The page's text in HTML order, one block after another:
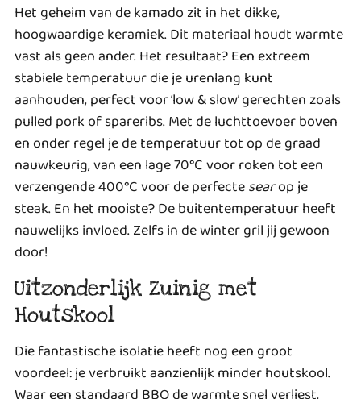
Het geheim van de kamado zit in het dikke,
hoogwaardige keramiek. Dit materiaal houdt warmte
vast als geen ander. Het resultaat? Een extreem
stabiele temperatuur die je urenlang kunt
aanhouden, perfect voor ‘low & slow’ gerechten zoals
pulled pork of spareribs. Met de luchttoevoer boven
en onder regel je de temperatuur tot op de graad
nauwkeurig, van een lage 70°C voor roken tot een
verzengende 400°C voor de perfectesearop je
steak. En het mooiste? De buitentemperatuur heeft
nauwelijks invloed. Zelfs in de winter gril jij gewoon
door!
Uitzonderlijk Zuinig met
Houtskool
Die fantastische isolatie heeft nog een groot
voordeel: je verbruikt aanzienlijk minder houtskool.